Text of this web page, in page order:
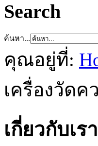
Search
ค้นหา...
คุณอยู่ที่:
เครื่องวัดค
เกี่ยวกับเรา